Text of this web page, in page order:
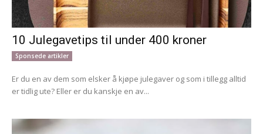
10 Julegavetips til under 400 kroner
Sponsede artikler
Er du en av dem som elsker å kjøpe julegaver og som i tillegg alltid
er tidlig ute? Eller er du kanskje en av...